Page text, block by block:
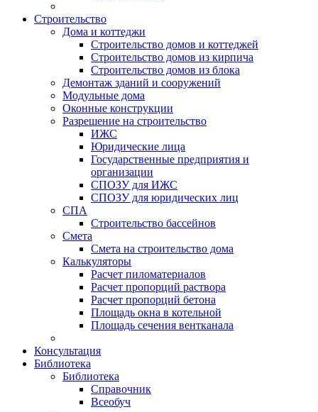
Строительство
Дома и коттеджи
Строительство домов и коттеджей
Строительство домов из кирпича
Строительство домов из блока
Демонтаж зданий и сооружений
Модульные дома
Оконные конструкции
Разрешение на строительство
ИЖС
Юридические лица
Государственные предприятия и
организации
СПОЗУ для ИЖС
СПОЗУ для юридических лиц
СПА
Строительство бассейнов
Смета
Смета на строительство дома
Калькуляторы
Расчет пиломатериалов
Расчет пропорций раствора
Расчет пропорций бетона
Площадь окна в котельной
Площадь сечения вентканала
Консультация
Библиотека
Библиотека
Справочник
Всеобуч